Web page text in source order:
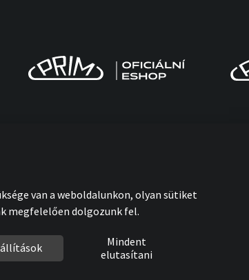
van a weboldalunkon, olyan sütiket
megfelelően dolgozunk fel.
Mindent
elutasítani